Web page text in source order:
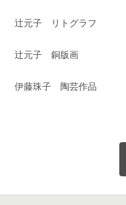
辻元子 リトグラフ
辻元子 銅版画
伊藤珠子 陶芸作品